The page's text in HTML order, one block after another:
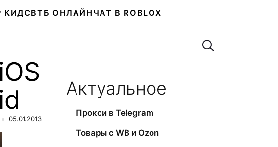
КИДСВТБ ОНЛАЙН ЧАТ В ROBLOX
Поиск по сайту
05.01.2013
Актуальное
Прокси в Telegram
Товары с WB и Ozon